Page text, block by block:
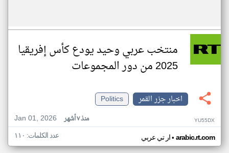
منتخب عربي وحيد يودع كأس إفريقيا
2025 من دور المجموعات
اخبار جزر القمر
Politics
Jan 01, 2026
منذ ٧ أشهر YU55DX
ار تي عربي• arabic.rt.com عدد الكلمات: ١١٠